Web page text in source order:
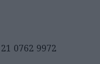
0762 9972